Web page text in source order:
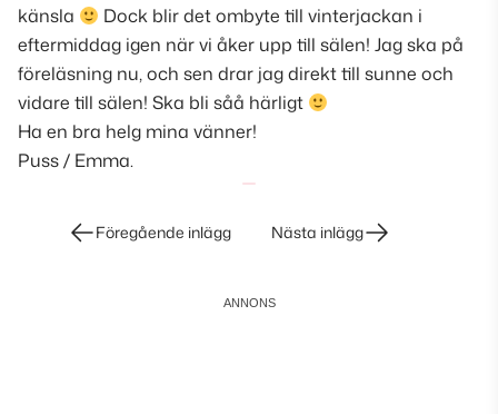
känsla
Dock blir det ombyte till vinterjackan i
eftermiddag igen när vi åker upp till sälen! Jag ska på
föreläsning nu, och sen drar jag direkt till sunne och
vidare till sälen! Ska bli såå härligt
Ha en bra helg mina vänner!
Puss / Emma.
InläggsnavigeringFöregående inlägg Nästa inlägg